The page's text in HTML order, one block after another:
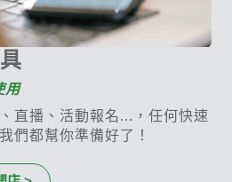
用
直播、活動報名...，任何快速
們都幫你準備好了！